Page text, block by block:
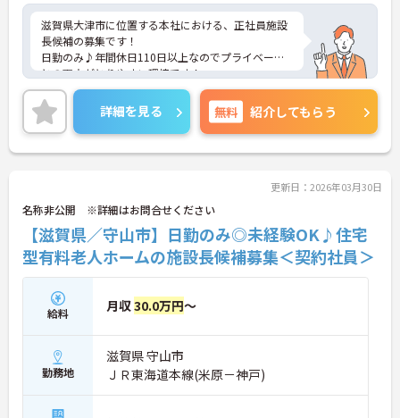
修があるため安心して就業できます
・働きながら上位資格を目指せる費用全額負担の資
格取得支援制度があります ・施設長としてスタッフ
採用や運営管理など経営に近いポジションでご活躍
いただけます
滋賀県大津市に位置する本社における、正社員施設
長候補の募集です！
日勤のみ♪年間休日110日以上なのでプライベート
との両立がとりやすい環境です！
ご興味ある方には、面接対策ポイントなど、さらに
詳細をお話しいたしますのでお気軽にご相談くださ
い。
詳細を見る 無料 紹介してもらう
更新日：2026年03月30日
名称非公開 ※詳細はお問合せください
【滋賀県／守山市】日勤のみ◎未経験OK♪住宅
型有料老人ホームの施設長候補募集＜契約社員＞
給料 月収30.0万円～
勤務地
滋賀県 守山市
ＪＲ東海道本線(米原－神戸)